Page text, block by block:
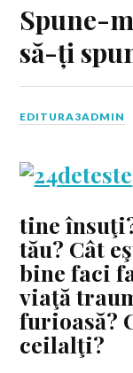
Spune-
să-ți
EDITURA3ADMIN
tine
tău? Cât
bine faci
viaţă
furioasă?
ceilalţi?